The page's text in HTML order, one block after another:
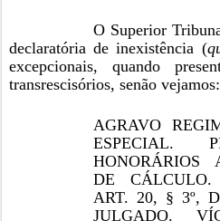
O Superior
declaratória de inexistência (
excepcionais, quando
transrescisórios, senão vejamos:
AGRAVO
ESPECIAL.
HONORÁRIOS
DE CÁLCULO.
ART. 20, § 3º,
JULGADO.